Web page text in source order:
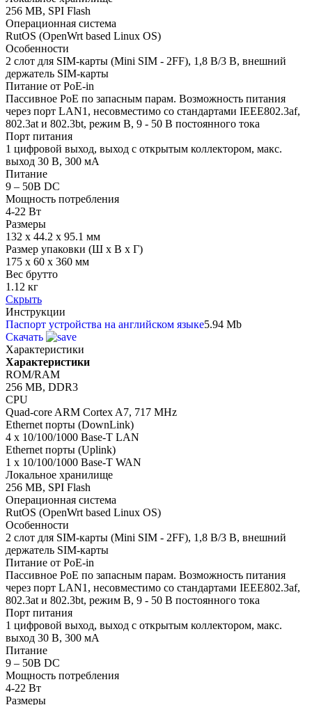
256 MB, SPI Flash
Операционная система
RutOS (OpenWrt based Linux OS)
Особенности
2 слот для SIM-карты (Mini SIM - 2FF), 1,8 В/3 В, внешний
держатель SIM-карты
Питание от PoE-in
Пассивное PoE по запасным парам. Возможность питания
через порт LAN1, несовместимо со стандартами IEEE802.3af,
802.3at и 802.3bt, режим B, 9 - 50 В постоянного тока
Порт питания
1 цифровой выход, выход с открытым коллектором, макс.
выход 30 В, 300 мА
Питание
9 – 50В DC
Мощность потребления
4-22 Вт
Размеры
132 x 44.2 x 95.1 мм
Размер упаковки (Ш х В х Г)
175 x 60 x 360 мм
Вес брутто
1.12 кг
Скрыть
Инструкции
Паспорт устройства на английском языке5.94 Mb
Скачать
Характеристики
Характеристики
ROM/RAM
256 MB, DDR3
CPU
Quad-core ARM Cortex A7, 717 MHz
Ethernet порты (DownLink)
4 x 10/100/1000 Base-T LAN
Ethernet порты (Uplink)
1 x 10/100/1000 Base-T WAN
Локальное хранилище
256 MB, SPI Flash
Операционная система
RutOS (OpenWrt based Linux OS)
Особенности
2 слот для SIM-карты (Mini SIM - 2FF), 1,8 В/3 В, внешний
держатель SIM-карты
Питание от PoE-in
Пассивное PoE по запасным парам. Возможность питания
через порт LAN1, несовместимо со стандартами IEEE802.3af,
802.3at и 802.3bt, режим B, 9 - 50 В постоянного тока
Порт питания
1 цифровой выход, выход с открытым коллектором, макс.
выход 30 В, 300 мА
Питание
9 – 50В DC
Мощность потребления
4-22 Вт
Размеры